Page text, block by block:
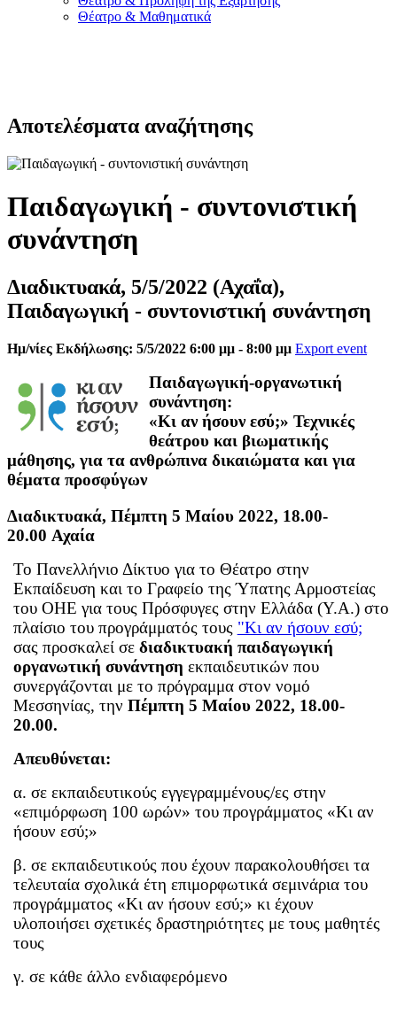
Θέατρο & Μαθηματικά
Αποτελέσματα αναζήτησης
Παιδαγωγική - συντονιστική
συνάντηση
Διαδικτυακά, 5/5/2022 (Αχαΐα),
Παιδαγωγική - συντονιστική συνάντηση
Ημ/νίες Εκδήλωσης: 5/5/2022 6:00 μμ - 8:00 μμ Export event
Παιδαγωγική-οργανωτική
συνάντηση:
«Κι αν ήσουν εσύ;» Τεχνικές
θεάτρου και βιωματικής
μάθησης, για τα ανθρώπινα δικαιώματα και για
θέματα προσφύγων
Διαδικτυακά, Πέμπτη 5 Mαίου 2022, 18.00-
20.00 Αχαία
Το Πανελλήνιο Δίκτυο για το Θέατρο στην
Εκπαίδευση και το Γραφείο της Ύπατης Αρμοστείας
του ΟΗΕ για τους Πρόσφυγες στην Ελλάδα (Υ.Α.) στο
πλαίσιο του προγράμματός τους "Κι αν ήσουν εσύ;
σας προσκαλεί σε διαδικτυακή παιδαγωγική
οργανωτική συνάντηση εκπαιδευτικών που
συνεργάζονται με το πρόγραμμα στον νομό
Μεσσηνίας, την Πέμπτη 5 Mαίου 2022, 18.00-
20.00.
Απευθύνεται:
α. σε εκπαιδευτικούς εγγεγραμμένους/ες στην
«επιμόρφωση 100 ωρών» του προγράμματος «Κι αν
ήσουν εσύ;»
β. σε εκπαιδευτικούς που έχουν παρακολουθήσει τα
τελευταία σχολικά έτη επιμορφωτικά σεμινάρια του
προγράμματος «Κι αν ήσουν εσύ;» κι έχουν
υλοποιήσει σχετικές δραστηριότητες με τους μαθητές
τους
γ. σε κάθε άλλο ενδιαφερόμενο